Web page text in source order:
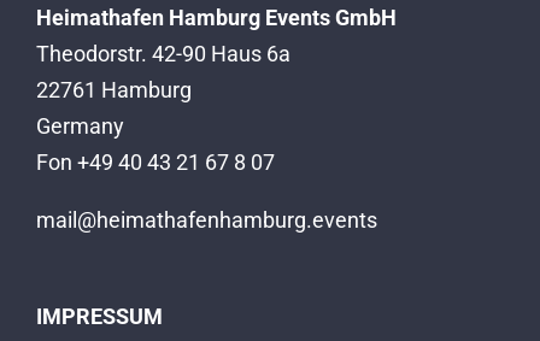
Heimathafen Hamburg Events GmbH
Theodorstr. 42-90 Haus 6a
22761 Hamburg
Germany
Fon +49 40 43 21 67 8 07
mail@heimathafenhamburg.events
IMPRESSUM